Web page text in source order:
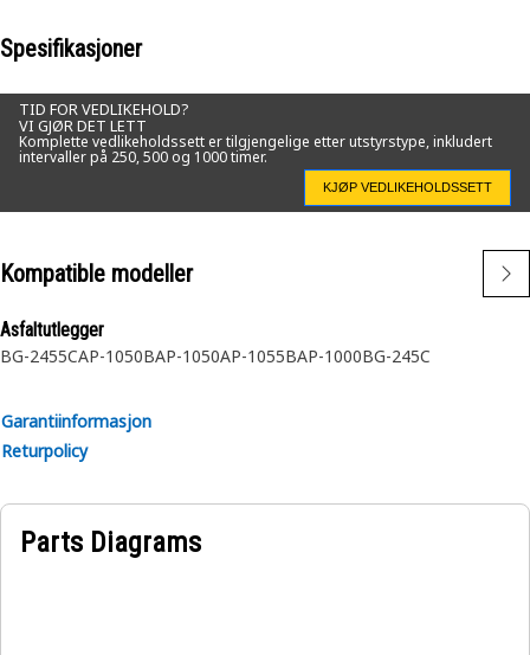
Spesifikasjoner
TID FOR VEDLIKEHOLD?
VI GJØR DET LETT
Komplette vedlikeholdssett er tilgjengelige etter utstyrstype, inkludert
intervaller på 250, 500 og 1000 timer.
KJØP VEDLIKEHOLDSSETT
Kompatible modeller
Asfaltutlegger
BG-2455CAP-1050BAP-1050AP-1055BAP-1000BG-245C
Garantiinformasjon
Returpolicy
Parts Diagrams